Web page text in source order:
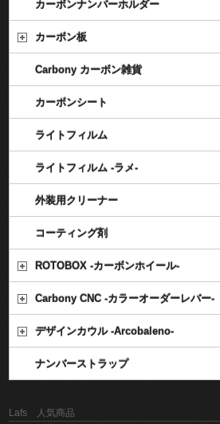
カーボンナンバーホルダー
カーボン板
Carbony カーボン雑貨
カーボンシート
ライトフィルム
ライトフィルム -ラメ-
外装用クリーナー
コーティング剤
ROTOBOX -カーボンホイール-
Carbony CNC -カラーオーダーレバー-
デザインカウル -Arcobaleno-
ナンバーストラップ
Lafs 人気商品